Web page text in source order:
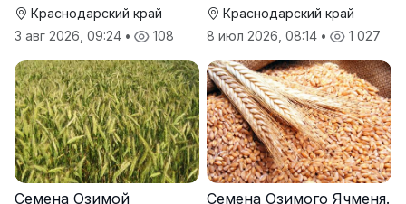
Краснодарский край
3 авг 2026, 09:24 • 108
Краснодарский край
8 июл 2026, 08:14 • 1 027
Семена Озимой
Семена Озимого Ячменя.